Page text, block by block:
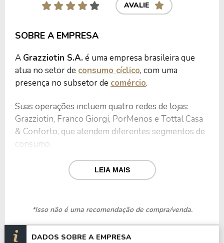
AVALIE
SOBRE A EMPRESA
A Grazziotin S.A.é uma empresa brasileira que
atua no setor de consumo cíclico, com uma
presença no subsetor de comércio.
Suas operações incluem quatro redes de lojas:
Grazziotin, Franco Giorgi, PorMenos e Tottal Casa
& Conforto, que atendem diferentes segmentos de
consumo.
Além do varejo, o grupo investe em
empreendimentos como um shopping center e
relacionadas ao reflorestamento.
Suas marcas incluem a Grazziotin, com lojas de
LEIA MAIS
*Isso não é uma recomendação de compra/venda.
DADOS SOBRE A EMPRESA